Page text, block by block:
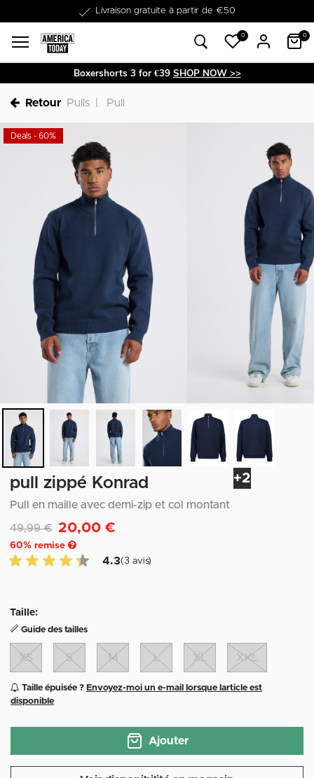
Dans les 1-3 jours livrable
0 0
Boxershorts 3 for €39 SHOP NOW >>
Retour Pulls Pull
+2
Deals - 60%
pull zippé Konrad
Pull en maille avec demi-zip et col montant
Remise de
49,99 €à 20,00 €
60% remise
4.3 sur 5 avis des clients
4.3(3 avis)
Taille:
Guide des tailles
XS S M L XL XXL
Taille épuisée ? Envoyez-moi un e-mail lorsque larticle est
disponible
Ajouter